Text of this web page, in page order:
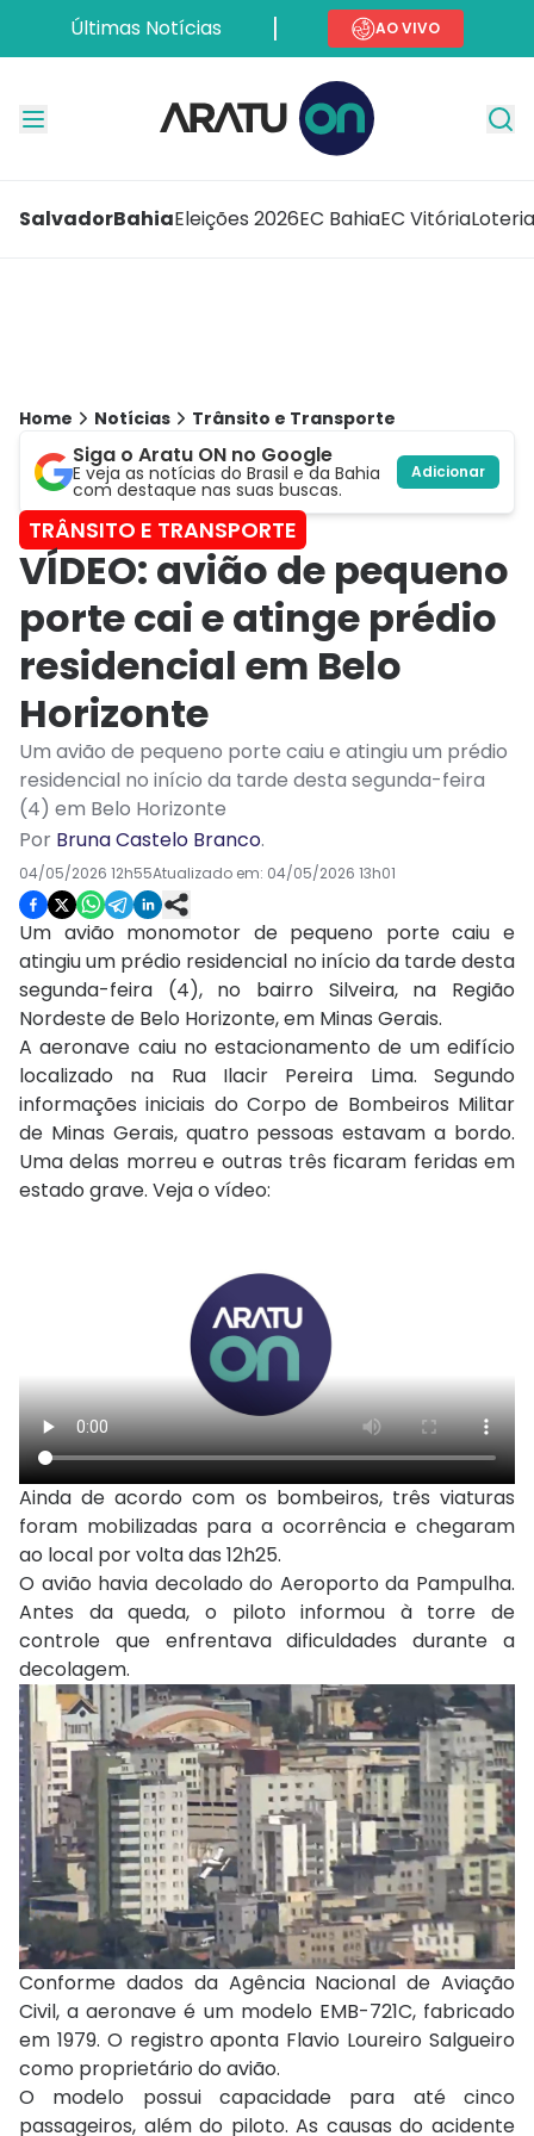
Últimas Notícias AO VIVO
SalvadorBahiaEleições 2026EC BahiaEC Vitória
Home Notícias Trânsito e Transporte
Siga o Aratu ON no Google
E veja as notícias do Brasil e da Bahia
com destaque nas suas buscas.
Adicionar
TRÂNSITO E TRANSPORTE
VÍDEO: avião de pequeno
porte cai e atinge prédio
residencial em Belo
Horizonte
Um avião de pequeno porte caiu e atingiu um prédio
residencial no início da tarde desta segunda-feira
(4) em Belo Horizonte
Por Bruna Castelo Branco.
04/05/2026 12h55Atualizado em: 04/05/2026 13h01
Um avião monomotor de pequeno porte caiu e
atingiu um prédio residencial no início da tarde desta
segunda-feira (4), no bairro Silveira, na Região
Nordeste de Belo Horizonte, em Minas Gerais.
A aeronave caiu no estacionamento de um edifício
localizado na Rua Ilacir Pereira Lima. Segundo
informações iniciais do Corpo de Bombeiros Militar
de Minas Gerais, quatro pessoas estavam a bordo.
Uma delas morreu e outras três ficaram feridas em
estado grave. Veja o vídeo:
Ainda de acordo com os bombeiros, três viaturas
foram mobilizadas para a ocorrência e chegaram
ao local por volta das 12h25.
O avião havia decolado do Aeroporto da Pampulha.
Antes da queda, o piloto informou à torre de
controle que enfrentava dificuldades durante a
decolagem.
Conforme dados da Agência Nacional de Aviação
Civil, a aeronave é um modelo EMB-721C, fabricado
em 1979. O registro aponta Flavio Loureiro Salgueiro
como proprietário do avião.
O modelo possui capacidade para até cinco
passageiros, além do piloto. As causas do acidente